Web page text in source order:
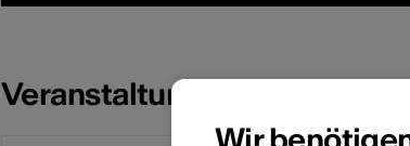
Veranstaltungsdaten